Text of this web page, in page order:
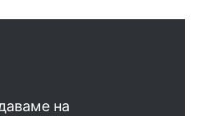
на